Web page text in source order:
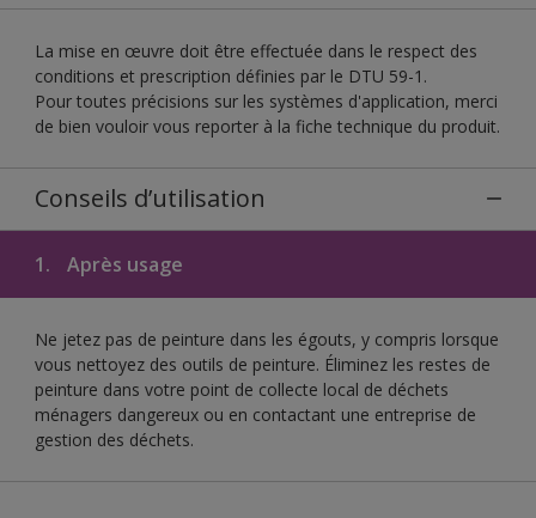
La mise en œuvre doit être effectuée dans le respect des
conditions et prescription définies par le DTU 59-1.
Pour toutes précisions sur les systèmes d'application, merci
de bien vouloir vous reporter à la fiche technique du produit.
Conseils d’utilisation
1. Après usage
Ne jetez pas de peinture dans les égouts, y compris lorsque
vous nettoyez des outils de peinture. Éliminez les restes de
peinture dans votre point de collecte local de déchets
ménagers dangereux ou en contactant une entreprise de
gestion des déchets.